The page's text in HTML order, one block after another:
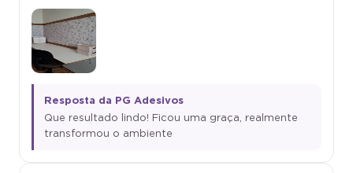
Resposta da PG Adesivos
Que resultado lindo! Ficou uma graça, realmente
transformou o ambiente